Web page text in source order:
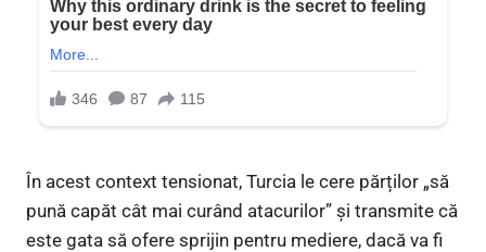
În acest context tensionat, Turcia le cere părților „să
pună capăt cât mai curând atacurilor” și transmite că
este gata să ofere sprijin pentru mediere, dacă va fi